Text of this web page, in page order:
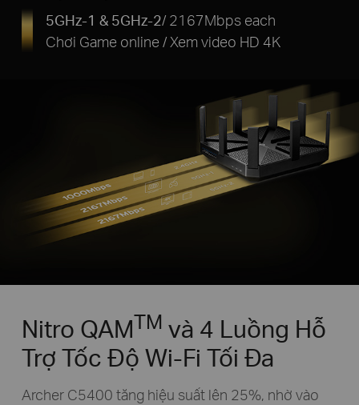
5GHz-1 & 5GHz-2/ 2167Mbps each
Chơi Game online / Xem video HD 4K
Nitro QAMTM và 4 Luồng Hỗ
Trợ Tốc Độ Wi-Fi Tối Đa
Archer C5400 tăng hiệu suất lên 25%, nhờ vào